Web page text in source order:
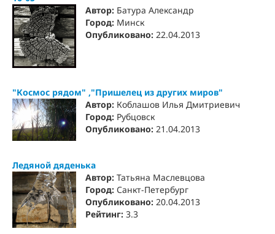
Автор: Батура Александр
Город: Минск
Опубликовано: 22.04.2013
"Космос рядом" ,"Пришелец из других миров"
Автор: Коблашов Илья Дмитриевич
Город: Рубцовск
Опубликовано:21.04.2013
Ледяной дяденька
Автор:Татьяна Маслевцова
Город:Санкт-Петербург
Опубликовано:20.04.2013
Рейтинг:3.3